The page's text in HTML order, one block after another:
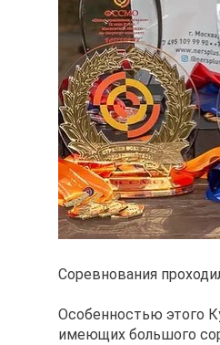
Соревнования
Особенностью этого
имеющих большого